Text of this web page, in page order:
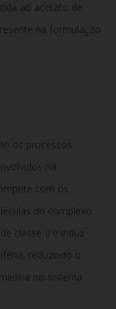
ao acetato de
na formulação
os processos
na
com os
do complexo
classe II e induz
reduzindo o
no sistema